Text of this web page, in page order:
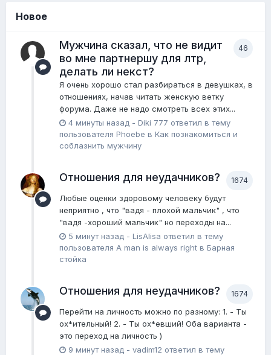
Новое
46
Мужчина сказал, что не видит
во мне партнершу для лтр,
делать ли некст?
Я очень хорошо стал разбираться в девушках, в
отношениях, начав читать женскую ветку
форума. Даже не надо смотреть всех этих...
4 минуты назад - Diki 777 ответил в тему
пользователя Phoebe в Как познакомиться и
соблазнить мужчину
1674
Отношения для неудачников?
Любые оценки здоровому человеку будут
неприятно , что "вадя - плохой мальчик" , что
"вадя -хороший мальчик" но переходы на...
5 минут назад - LisAlisa ответил в тему
пользователя A man is always right в Барная
стойка
1674
Отношения для неудачников?
Перейти на личность можно по разному: 1. - Ты
ох*ительный! 2. - Ты ох*евший! Оба варианта -
это переход на личность )
9 минут назад - vadim12 ответил в тему